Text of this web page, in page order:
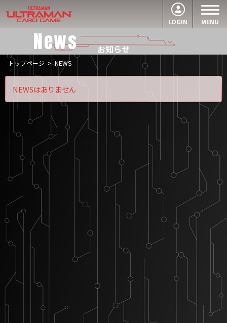
MENU
LOGIN
News お知らせ
トップページ >NEWS
NEWSはありません